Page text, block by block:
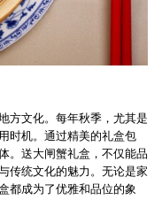
方文化。每年秋季，尤其是
时机。通过精美的礼盒包
。送大闸蟹礼盒，不仅能品
传统文化的魅力。无论是家
都成为了优雅和品位的象